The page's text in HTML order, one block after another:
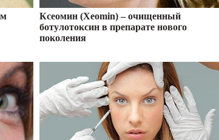
Ксеомин (Xeomin) – очищенный
ботулотоксин в препарате нового
поколения